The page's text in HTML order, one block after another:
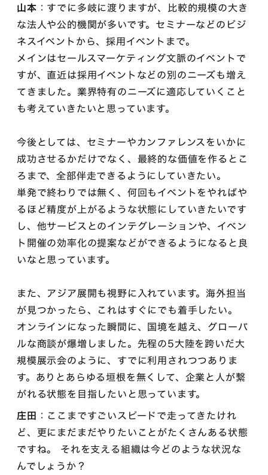
山本 ：すでに多岐に渡りますが、比較的規模の大き
な法人や公的機関が多いです。セミナーなどのビジ
ネスイベントから、採用イベントまで。
メインはセールスマーケティング文脈のイベントで
すが、直近は採用イベントなどの別のニーズも増え
てきました。業界特有のニーズに適応していくこと
も考えていきたいと思っています。
今後としては、セミナーやカンファレンスをいかに
成功させるかだけでなく、最終的な価値を作るとこ
ろまで、全部伴走できるようにしていきたい。
単発で終わりでは無く、何回もイベントをやればや
るほど精度が上がるような状態にしていきたいです
し、他サービスとのインテグレーションや、イベン
ト開催の効率化の提案などができるようになると良
いなと思っています。
また、アジア展開も視野に入れています。海外担当
が見つかったら、これはすぐにでも着手したい。
オンラインになった瞬間に、国境を越え、グローバ
ルな商談が爆増しました。先程の5大陸を跨いだ大
規模展示会のように、すでに利用されつつありま
す。ありとあらゆる垣根を無くして、企業と人が繋
がれる状態を目指したいと思っています。
庄田 ：ここまですごいスピードで走ってきたけれ
ど、更にまだまだやりたいことがたくさんある状態
ですね。 それを支える組織は今どのような状況な
んでしょうか？